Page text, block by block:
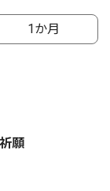
1か月
願